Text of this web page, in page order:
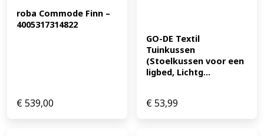
roba Commode Finn –
4005317314822
€539,00
GO-DE Textil
Tuinkussen
(Stoelkussen voor een
ligbed, Lichtg...
€53,99